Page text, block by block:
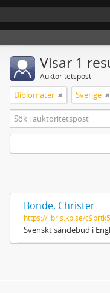
Visar 1
Auktoritetspost
Diplomater Sverige
Bonde, Christer
https://libris.kb.se/
Svenskt sändebud i